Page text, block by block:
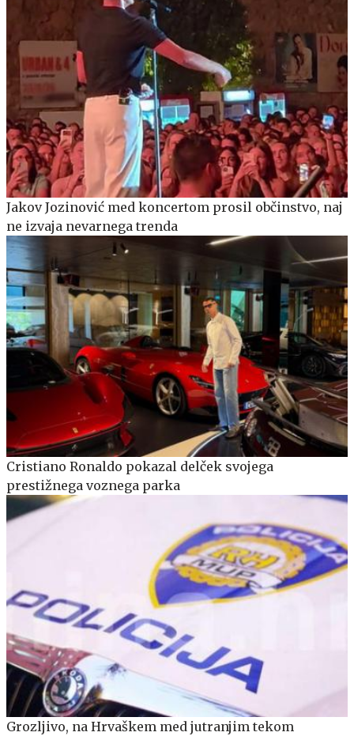
Jakov Jozinović med koncertom prosil občinstvo, naj
ne izvaja nevarnega trenda
Cristiano Ronaldo pokazal delček svojega
prestižnega voznega parka
Grozljivo, na Hrvaškem med jutranjim tekom